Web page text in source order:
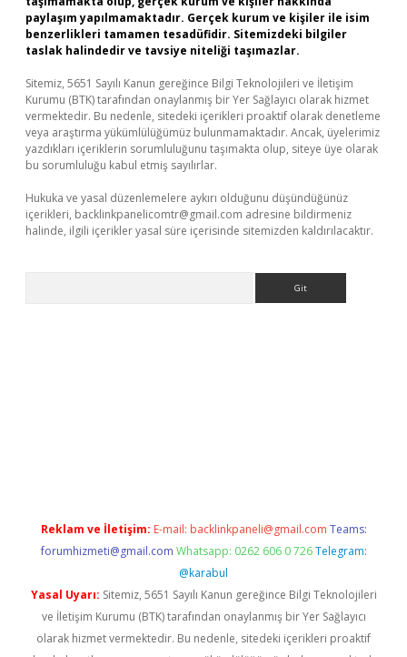
paylaşım yapılmamaktadır. Gerçek kurum ve kişiler ile isim
benzerlikleri tamamen tesadüfidir. Sitemizdeki bilgiler
taslak halindedir ve tavsiye niteliği taşımazlar.
Sitemiz, 5651 Sayılı Kanun gereğince Bilgi Teknolojileri ve İletişim
Kurumu (BTK) tarafından onaylanmış bir Yer Sağlayıcı olarak hizmet
vermektedir. Bu nedenle, sitedeki içerikleri proaktif olarak denetleme
veya araştırma yükümlülüğümüz bulunmamaktadır. Ancak, üyelerimiz
yazdıkları içeriklerin sorumluluğunu taşımakta olup, siteye üye olarak
bu sorumluluğu kabul etmiş sayılırlar.
Hukuka ve yasal düzenlemelere aykırı olduğunu düşündüğünüz
içerikleri, backlinkpanelicomtr@gmail.com adresine bildirmeniz
halinde, ilgili içerikler yasal süre içerisinde sitemizden kaldırılacaktır.
Reklam ve İletişim: E-mail: backlinkpaneli@gmail.com Teams:
forumhizmeti@gmail.com Whatsapp: 0262 606 0 726 Telegram:
@karabul
Yasal Uyarı: Sitemiz, 5651 Sayılı Kanun gereğince Bilgi Teknolojileri
ve İletişim Kurumu (BTK) tarafından onaylanmış bir Yer Sağlayıcı
olarak hizmet vermektedir. Bu nedenle, sitedeki içerikleri proaktif